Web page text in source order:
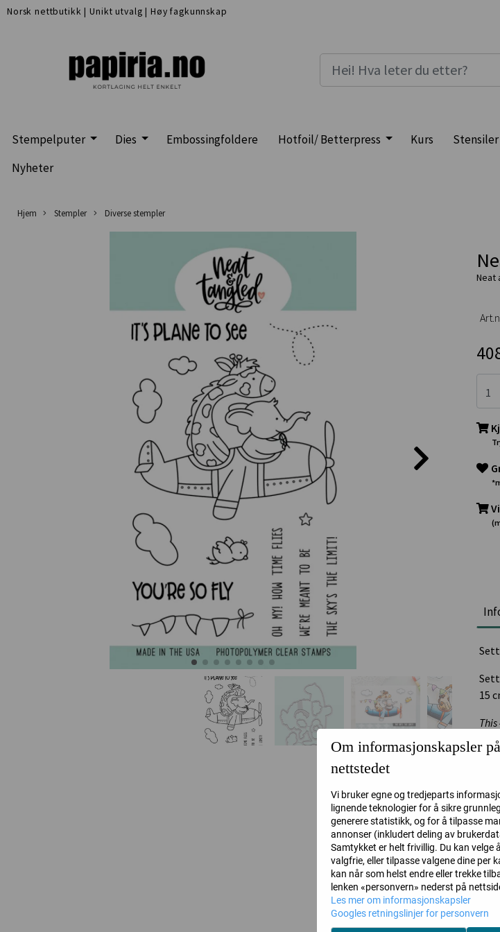
Norsk nettbutikk |Unikt utvalg | Høy fagkunnskap
Stempelputer Dies Embossingfoldere Hotfoil/ Betterpress Kurs Stensiler
Nyheter
Hjem Stempler Diverse stempler
Neat
15
Om informasjonskapsler
nettstedet
Vi bruker egne og tredjeparts
lignende teknologier for å sikre
generere statistikk, og for å tilpasse
annonser (inkludert deling av
Samtykket er helt frivillig. Du kan velge
valgfrie, eller tilpasse valgene dine per
kan når som helst endre eller trekke
lenken «personvern» nederst på
Les mer om informasjonskapsler
Googles retningslinjer for personvern